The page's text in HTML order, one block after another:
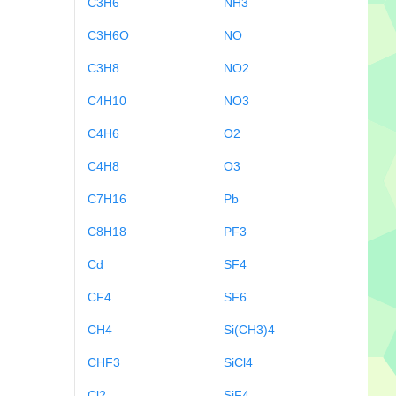
C3H6O
C3H8
C4H10
C4H6
C4H8
C7H16
C8H18
Cd
CF4
CH4
CHF3
NO
NO2
NO3
O2
O3
Pb
PF3
SF4
SF6
Si(CH3)4
SiCl4